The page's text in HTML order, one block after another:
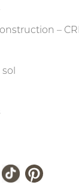
–